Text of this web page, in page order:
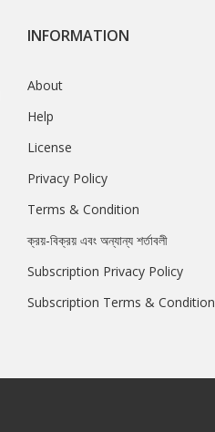
INFORMATION
About
Help
License
Privacy Policy
Terms & Condition
ক্রয়-বিক্রয় এবং অন্যান্য শর্তাবলী
Subscription Privacy Policy
Subscription Terms & Condition